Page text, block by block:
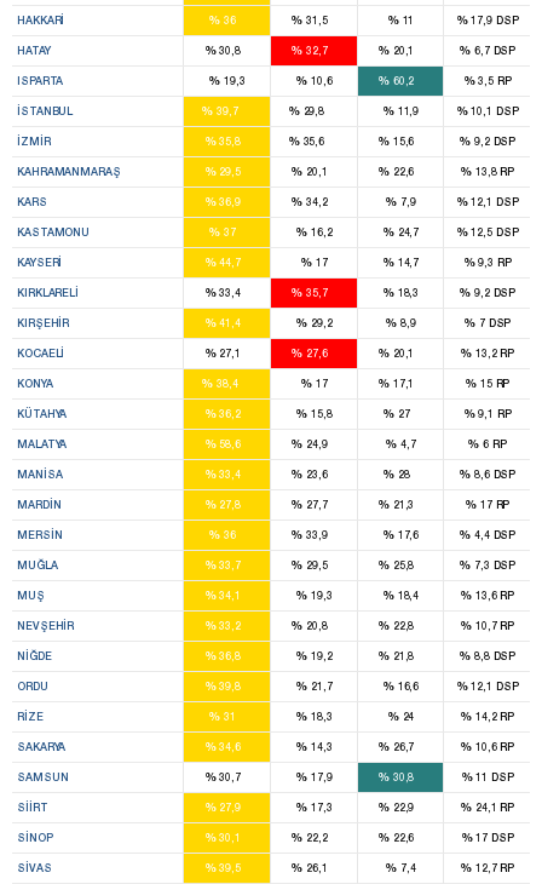
HAKKARI % 36 % 31,5 %11 %17,9 DSP
HATAY %30,8 % 32,7 %20,1 % 6,7 DSP
ISPARTA % 19,3 % 10,6 %60,2 %3,5 RP
İSTANBUL % 39,7 %29,8 %11,9 %10,1 DSP
İZMIR %35,8 %35,6 %15,6 % 9,2 DSP
KAHRAMANMARAŞ %29,5 % 20,1 %22,6 % 13,8RP
KARS %36,9 % 34,2 % 7,9 %12,1 DSP
KASTAMONU % 37 % 16,2 %24,7 %12,5 DSP
KAYSERI %44,7 %17 %14,7 %9,3 RP
KIRKLARELI %33,4 % 35,7 %18,3 % 9,2 DSP
KIRŞEHIR %41,4 % 29,2 % 8,9 %7 DSP
KOCAELI %27,1 % 27,6 %20,1 % 13,2RP
KONYA % 38,4 %17 %17,1 %15 RP
KÜTAHYA %36,2 % 15,8 %27 %9,1 RP
MALATYA %58,6 % 24,9 % 4,7 % 6RP
MANISA %33,4 % 23,6 %28 % 8,6 DSP
MARDIN %27,8 % 27,7 %21,3 %17 RP
MERSIN % 36 % 33,9 %17,6 % 4,4 DSP
MUĞLA %33,7 % 29,5 %25,8 % 7,3 DSP
MUŞ %34,1 % 19,3 %18,4 % 13,6RP
NEVŞEHIR %33,2 % 20,8 %22,8 % 10,7RP
NIĞDE %36,8 % 19,2 %21,8 % 8,8 DSP
ORDU %39,8 % 21,7 %16,6 %12,1 DSP
RIZE % 31 % 18,3 %24 % 14,2RP
SAKARYA %34,6 % 14,3 %26,7 % 10,6RP
SAMSUN %30,7 % 17,9 %30,8 %11DSP
SIIRT %27,9 % 17,3 %22,9 % 24,1RP
SINOP %30,1 % 22,2 %22,6 %17DSP
SIVAS %39,5 % 26,1 % 7,4 % 12,7RP